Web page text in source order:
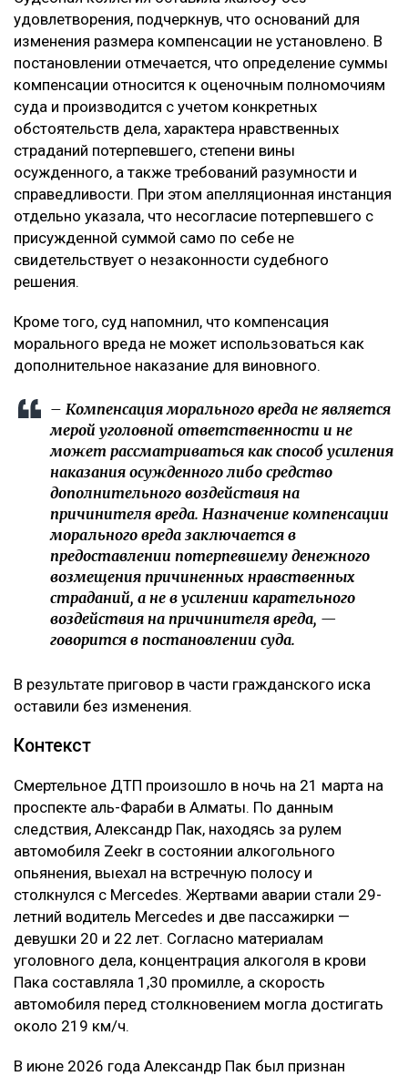
удовлетворения, подчеркнув, что оснований для
изменения размера компенсации не установлено. В
постановлении отмечается, что определение суммы
компенсации относится к оценочным полномочиям
суда и производится с учетом конкретных
обстоятельств дела, характера нравственных
страданий потерпевшего, степени вины
осужденного, а также требований разумности и
справедливости. При этом апелляционная инстанция
отдельно указала, что несогласие потерпевшего с
присужденной суммой само по себе не
свидетельствует о незаконности судебного
решения.
Кроме того, суд напомнил, что компенсация
морального вреда не может использоваться как
дополнительное наказание для виновного.
– Компенсация морального вреда не является
мерой уголовной ответственности и не
может рассматриваться как способ усиления
наказания осужденного либо средство
дополнительного воздействия на
причинителя вреда. Назначение компенсации
морального вреда заключается в
предоставлении потерпевшему денежного
возмещения причиненных нравственных
страданий, а не в усилении карательного
воздействия на причинителя вреда, —
говорится в постановлении суда.
В результате приговор в части гражданского иска
оставили без изменения.
Контекст
Смертельное ДТП произошло в ночь на 21 марта на
проспекте аль-Фараби в Алматы. По данным
следствия, Александр Пак, находясь за рулем
автомобиля Zeekr в состоянии алкогольного
опьянения, выехал на встречную полосу и
столкнулся с Mercedes. Жертвами аварии стали 29-
летний водитель Mercedes и две пассажирки —
девушки 20 и 22 лет. Согласно материалам
уголовного дела, концентрация алкоголя в крови
Пака составляла 1,30 промилле, а скорость
автомобиля перед столкновением могла достигать
около 219 км/ч.
В июне 2026 года Александр Пак был признан